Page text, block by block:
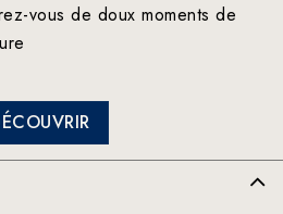
vous de doux moments de